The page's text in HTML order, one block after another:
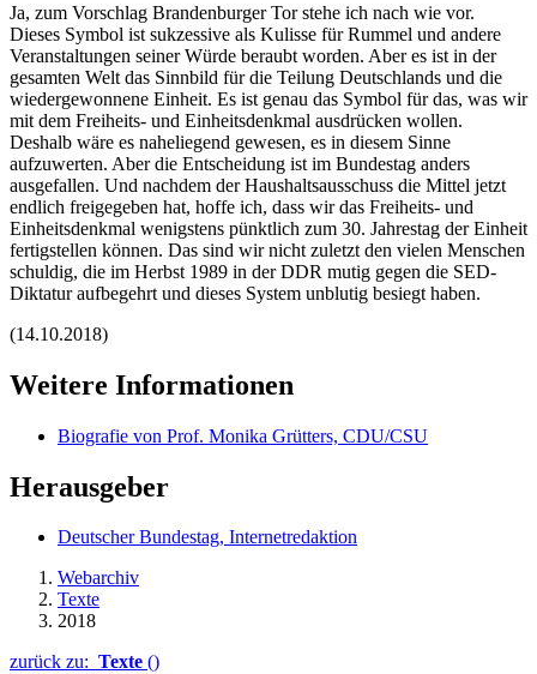
Ja, zum Vorschlag Brandenburger Tor stehe ich nach wie vor.
Dieses Symbol ist sukzessive als Kulisse für Rummel und andere
Veranstaltungen seiner Würde beraubt worden. Aber es ist in der
gesamten Welt das Sinnbild für die Teilung Deutschlands und die
wiedergewonnene Einheit. Es ist genau das Symbol für das, was wir
mit dem Freiheits- und Einheitsdenkmal ausdrücken wollen.
Deshalb wäre es naheliegend gewesen, es in diesem Sinne
aufzuwerten. Aber die Entscheidung ist im Bundestag anders
ausgefallen. Und nachdem der Haushaltsausschuss die Mittel jetzt
endlich freigegeben hat, hoffe ich, dass wir das Freiheits- und
Einheitsdenkmal wenigstens pünktlich zum 30. Jahrestag der Einheit
fertigstellen können. Das sind wir nicht zuletzt den vielen Menschen
schuldig, die im Herbst 1989 in der DDR mutig gegen die SED-
Diktatur aufbegehrt und dieses System unblutig besiegt haben.
(14.10.2018)
Weitere Informationen
Biografie von Prof. Monika Grütters, CDU/CSU
Herausgeber
Deutscher Bundestag, Internetredaktion
Webarchiv
Texte
2018
zurück zu: Texte ()